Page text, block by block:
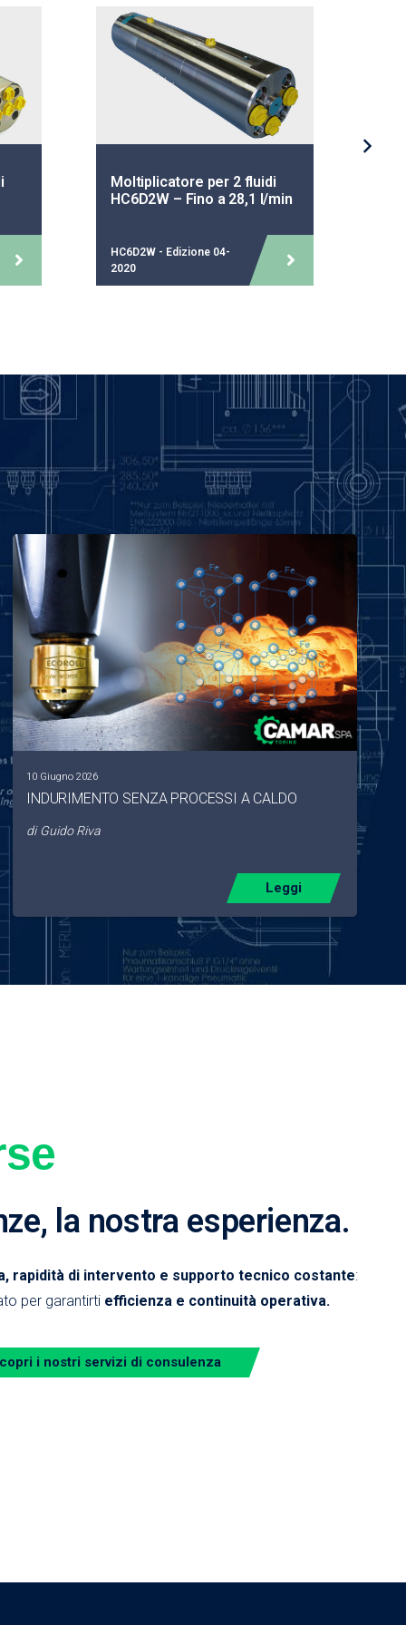
Moltiplicatore per 2 fluidi
HC6D2W – Fino a 28,1 l/min
HC6D2W - Edizione 04-
2020
10 Giugno 2026
INDURIMENTO SENZA PROCESSI A CALDO
di Guido Riva
Leggi
la nostra esperienza.
rapidità di intervento e supporto tecnico costante:
per garantirti efficienza e continuità operativa.
i nostri servizi di consulenza